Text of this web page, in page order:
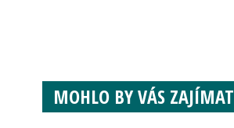
MOHLO BY VÁS ZAJÍMAT